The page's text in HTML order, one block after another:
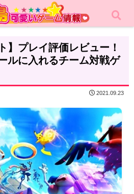
アクション
】プレイ評価レビュー！
ルに入れるチーム対戦ゲ
2021.09.23